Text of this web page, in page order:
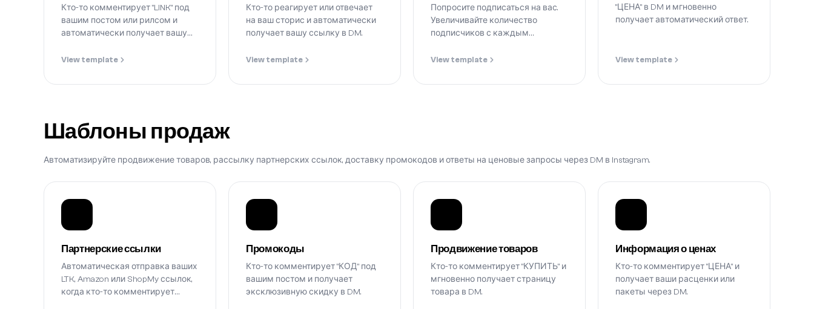
Кто-то комментирует "LINK" под
вашим постом или рилсом и
автоматически получает вашу
View template
Кто-то реагирует или отвечает
на ваш сторис и автоматически
получает вашу ссылку в DM.
View template
Попросите подписаться на вас.
Увеличивайте количество
подписчиков с каждым
View template
"ЦЕНА" в DM и мгновенно
получает автоматический ответ.
View template
Шаблоны продаж
Автоматизируйте продвижение товаров, рассылку партнерских ссылок, доставку промокодов и ответы на ценовые запросы через DM в Instagram.
Партнерские ссылки
Автоматическая отправка ваших
LTK, Amazon или ShopMy ссылок,
когда кто-то комментирует
Промокоды
Кто-то комментирует "КОД" под
вашим постом и получает
эксклюзивную скидку в DM.
Продвижение товаров
Кто-то комментирует "КУПИТЬ" и
мгновенно получает страницу
товара в DM.
Информация о ценах
Кто-то комментирует "ЦЕНА" и
получает ваши расценки или
пакеты через DM.